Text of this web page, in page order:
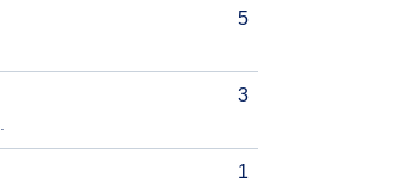
5
3
1